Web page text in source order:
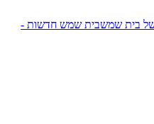
בית שמש חדשות -